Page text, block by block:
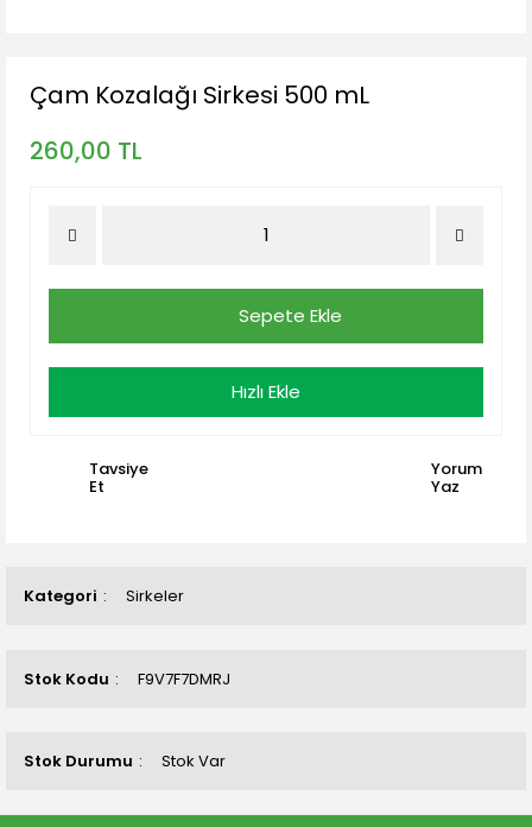
Kategori Sirkeler
Stok Kodu F9V7F7DMRJ
Stok Durumu Stok Var
Çam Kozalağı Sirkesi 500 mL
260,00 TL
Sepete Ekle
Hızlı Ekle
Tavsiye
Et
Yorum
Yaz